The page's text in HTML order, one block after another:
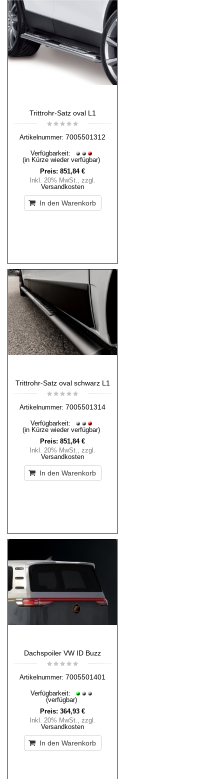
Trittrohr-Satz oval L1
Artikelnummer: 7005501312
Verfügbarkeit:
(in Kürze wieder verfügbar)
Preis: 851,84 €
Inkl. 20% MwSt., zzgl.
Versandkosten
In den Warenkorb
Trittrohr-Satz oval schwarz L1
Artikelnummer: 7005501314
Verfügbarkeit:
(in Kürze wieder verfügbar)
Preis: 851,84 €
Inkl. 20% MwSt., zzgl.
Versandkosten
In den Warenkorb
Dachspoiler VW ID Buzz
Artikelnummer: 7005501401
Verfügbarkeit:
(verfügbar)
Preis: 364,93 €
Inkl. 20% MwSt., zzgl.
Versandkosten
In den Warenkorb